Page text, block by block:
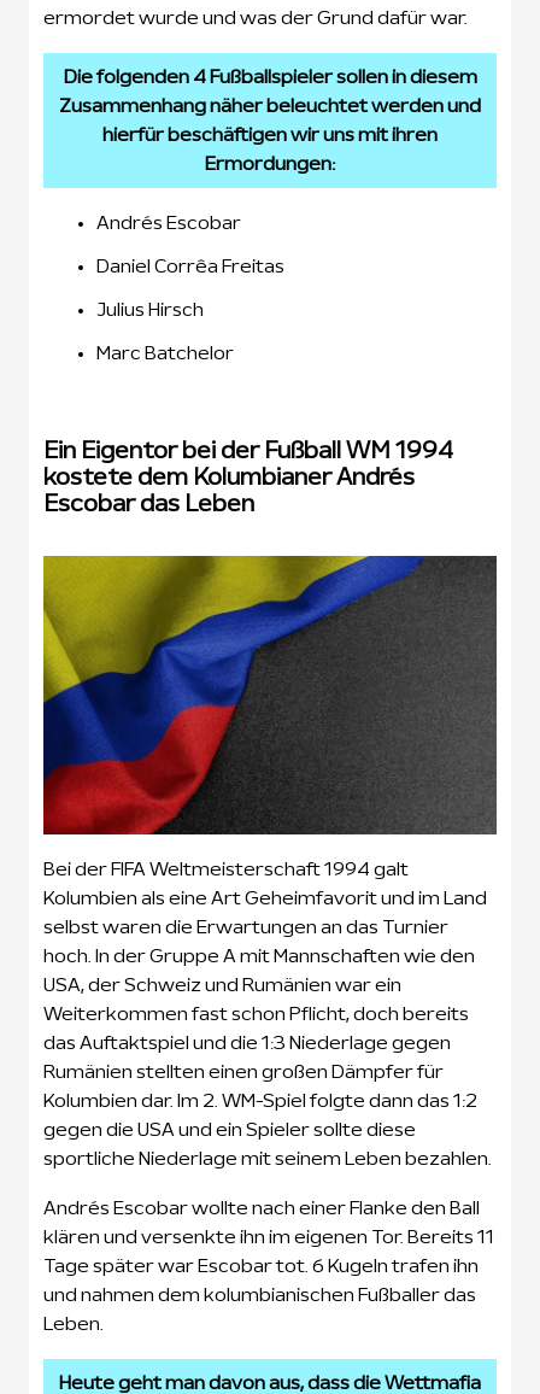
ermordet wurde und was der Grund dafür war.
Die folgenden 4 Fußballspieler sollen in diesem
Zusammenhang näher beleuchtet werden und
hierfür beschäftigen wir uns mit ihren
Ermordungen:
Andrés Escobar
Daniel Corrêa Freitas
Julius Hirsch
Marc Batchelor
Ein Eigentor bei der Fußball WM 1994
kostete dem Kolumbianer Andrés
Escobar das Leben
Bei der FIFA Weltmeisterschaft 1994 galt
Kolumbien als eine Art Geheimfavorit und im Land
selbst waren die Erwartungen an das Turnier
hoch. In der Gruppe A mit Mannschaften wie den
USA, der Schweiz und Rumänien war ein
Weiterkommen fast schon Pflicht, doch bereits
das Auftaktspiel und die 1:3 Niederlage gegen
Rumänien stellten einen großen Dämpfer für
Kolumbien dar. Im 2. WM-Spiel folgte dann das 1:2
gegen die USA und ein Spieler sollte diese
sportliche Niederlage mit seinem Leben bezahlen.
Andrés Escobar wollte nach einer Flanke den Ball
klären und versenkte ihn im eigenen Tor. Bereits 11
Tage später war Escobar tot. 6 Kugeln trafen ihn
und nahmen dem kolumbianischen Fußballer das
Leben.
Heute geht man davon aus, dass die Wettmafia